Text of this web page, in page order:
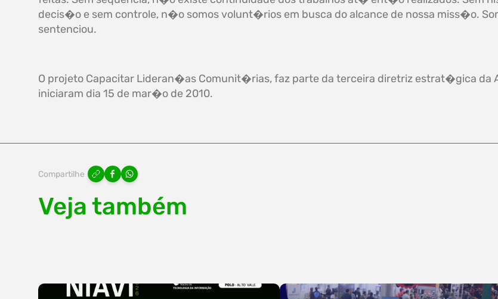
decis�o e sem controle, n�o somos volunt�rios em busca do alcance de nossa miss�o.
sentenciou.
O projeto Capacitar Lideran�as Comunit�rias, faz parte da terceira diretriz estrat�gica da
iniciaram dia 15 de mar�o de 2010.
Compartilhe
Veja também